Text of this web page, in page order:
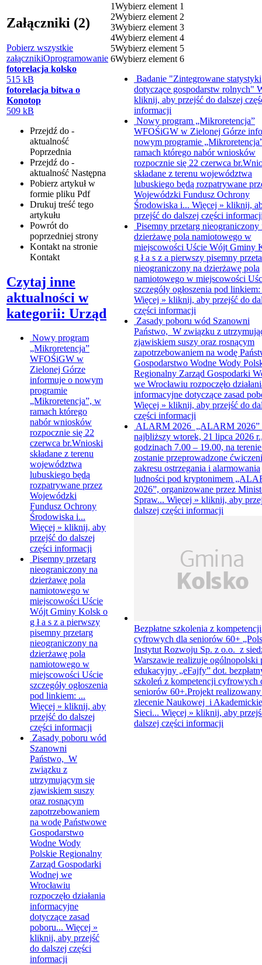
Załączniki (2)
Pobierz wszystkie
załącznikiOprogramowanie
fotorelacja kolsko
515 kB
fotorelacja bitwa o
Konotop
509 kB
Przejdź do -
aktualność
Poprzednia
Przejdź do -
aktualność Następna
Pobierz artykuł w
formie pliku Pdf
Drukuj treść tego
artykułu
Powrót do
poprzedniej strony
Kontakt na stronie
Kontakt
Czytaj inne
aktualności w
kategorii: Urząd
Nowy program
„Mikroretencja”
WFOŚiGW w
Zielonej Górze
informuje o nowym
programie
„Mikroretencja”, w
ramach którego
nabór wniosków
rozpocznie się 22
czerwca br.Wnioski
składane z terenu
województwa
lubuskiego będą
rozpatrywane przez
Wojewódzki
Fundusz Ochrony
Środowiska i...
Więcej » kliknij, aby
przejść do dalszej
części informacji
Pisemny przetarg
nieograniczony na
dzierżawę pola
namiotowego w
miejscowości Uście
Wójt Gminy Kolsk o
g ł a s z a pierwszy
pisemny przetarg
nieograniczony na
dzierżawę pola
namiotowego w
miejscowości Uście
szczegóły ogłoszenia
pod linkiem: ...
Więcej » kliknij, aby
przejść do dalszej
części informacji
Zasady poboru wód
Szanowni
Państwo, W
związku z
utrzymującym się
zjawiskiem suszy
oraz rosnącym
zapotrzebowaniem
na wodę Państwowe
Gospodarstwo
Wodne Wody
Polskie Regionalny
Zarząd Gospodarki
Wodnej we
Wrocławiu
rozpoczęło działania
informacyjne
dotyczące zasad
poboru... Więcej »
kliknij, aby przejść
do dalszej części
informacji
1Wybierz element 1
2Wybierz element 2
3Wybierz element 3
4Wybierz element 4
5Wybierz element 5
6Wybierz element 6
Badanie "Zintegrowane statystyki
dotyczące gospodarstw rolnych"
kliknij, aby przejść do dalszej
informacji
Nowy program „Mikroretencja”
WFOŚiGW w Zielonej Górze
nowym programie
ramach którego nabór wniosków
rozpocznie się 22 czerwca
składane z terenu województwa
lubuskiego będą rozpatrywane
Wojewódzki Fundusz Ochrony
Środowiska i... Więcej » kliknij,
przejść do dalszej części
Pisemny przetarg nieograniczony
dzierżawę pola namiotowego w
miejscowości Uście Wójt Gminy
g ł a s z a pierwszy pisemny
nieograniczony na dzierżawę pola
namiotowego w miejscowości
szczegóły ogłoszenia pod
Więcej » kliknij, aby przejść do
części informacji
Zasady poboru wód Szanowni
Państwo, W związku z
zjawiskiem suszy oraz rosnącym
zapotrzebowaniem na wodę
Gospodarstwo Wodne Wody
Regionalny Zarząd Gospodarki
we Wrocławiu rozpoczęło
informacyjne dotyczące zasad
Więcej » kliknij, aby przejść do
części informacji
ALARM 2026 „ALARM
najbliższy wtorek, 21 lipca 2026
godzinach 7.00 – 19.00, na
zostanie przeprowadzone
zakresu ostrzegania i alarmowania
ludności pod kryptonimem
2026”, organizowane przez
Spraw... Więcej » kliknij, aby
dalszej części informacji
Bezpłatne szkolenia z kompetencji
cyfrowych dla seniorów 60+
Instytut Rozwoju Sp. z o.o. z
Warszawie realizuje
edukacyjny „eFajfy” dot.
szkoleń z kompetencji cyfrowych
seniorów 60+.Projekt realizowany
zlecenie Naukowej i
Sieci... Więcej » kliknij, aby
dalszej części informacji